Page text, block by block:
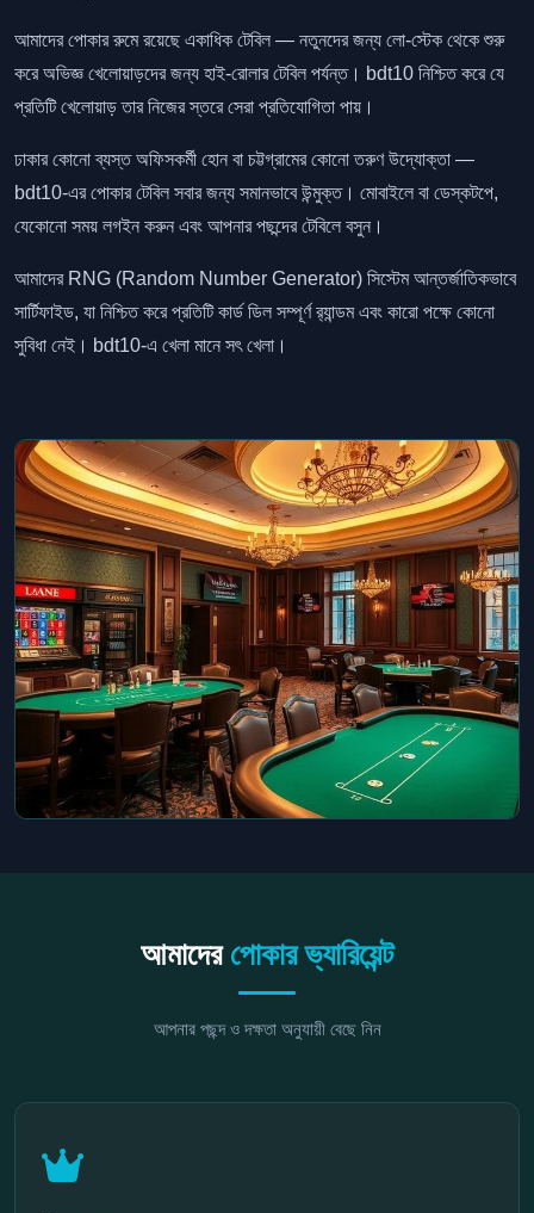
আমাদের পোকার রুমে রয়েছে একাধিক টেবিল — নতুনদের জন্য লো-স্টেক থেকে শুরু
করে অভিজ্ঞ খেলোয়াড়দের জন্য হাই-রোলার টেবিল পর্যন্ত। bdt10 নিশ্চিত করে যে
প্রতিটি খেলোয়াড় তার নিজের স্তরে সেরা প্রতিযোগিতা পায়।
ঢাকার কোনো ব্যস্ত অফিসকর্মী হোন বা চট্টগ্রামের কোনো তরুণ উদ্যোক্তা —
bdt10-এর পোকার টেবিল সবার জন্য সমানভাবে উন্মুক্ত। মোবাইলে বা ডেস্কটপে,
যেকোনো সময় লগইন করুন এবং আপনার পছন্দের টেবিলে বসুন।
আমাদের RNG (Random Number Generator) সিস্টেম আন্তর্জাতিকভাবে
সার্টিফাইড, যা নিশ্চিত করে প্রতিটি কার্ড ডিল সম্পূর্ণ র‍্যান্ডম এবং কারো পক্ষে কোনো
সুবিধা নেই। bdt10-এ খেলা মানে সৎ খেলা।
আমাদের পোকার ভ্যারিয়েন্ট
আপনার পছন্দ ও দক্ষতা অনুযায়ী বেছে নিন